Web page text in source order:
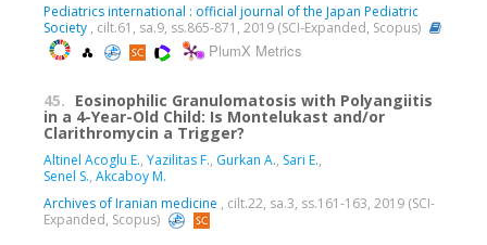
Pediatrics international : official journal of the Japan Pediatric
Society , cilt.61, sa.9, ss.865-871, 2019 (SCI-Expanded, Scopus)
PlumX Metrics
45. Eosinophilic Granulomatosis with Polyangiitis
in a 4-Year-Old Child: Is Montelukast and/or
Clarithromycin a Trigger?
Altinel Acoglu E., Yazilitas F., Gurkan A., Sari E.,
Senel S., Akcaboy M.
Archives of Iranian medicine , cilt.22, sa.3, ss.161-163, 2019 (SCI-
Expanded, Scopus)